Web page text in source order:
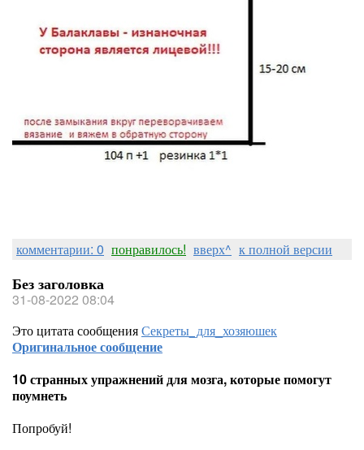
комментарии: 0 понравилось! вверх^ к полной версии
Без заголовка
31-08-2022 08:04
Это цитата сообщенияСекреты_для_хозяюшек
Оригинальное сообщение
10 странных упражнений для мозга, которые помогут
поумнеть
Попробуй!